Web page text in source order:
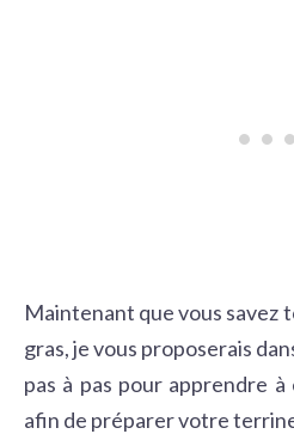
Maintenant que vous savez
gras, je vous proposerais
pas à pas pour apprendre
afin de préparer votre